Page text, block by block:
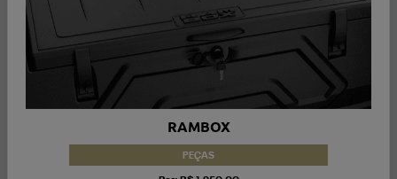
RAMBOX
PEÇAS